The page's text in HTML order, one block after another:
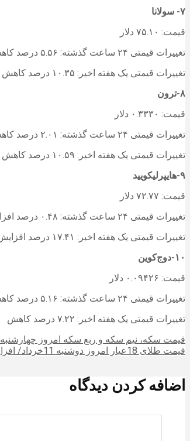
۷- سولانا
قیمت: ۷۵.۱۰ دلار
تغییرات قیمتی ۲۴ ساعت گذشته: ۵.۵۶ درصد کاهش
تغییرات قیمتی یک هفته اخیر: ۱۰.۳۵ درصد کاهش
۸-ترون
قیمت: ۰.۳۳۳۰ دلار
تغییرات قیمتی ۲۴ ساعت گذشته: ۲.۰۱ درصد کاهش
تغییرات قیمتی یک هفته اخیر: ۱۰.۵۹ درصد کاهش
۹-هایپرلیکویید
قیمت: ۷۲.۷۷ دلار
تغییرات قیمتی ۲۴ ساعت گذشته: ۰.۴۸ درصد افزایش
تغییرات قیمتی یک هفته اخیر: ۱۷.۴۱ درصد افزایش
۱۰-دوج‌کوین
قیمت: ۰.۰۹۴۲۶ دلار
تغییرات قیمتی ۲۴ ساعت گذشته: ۵.۱۶ درصد کاهش
تغییرات قیمتی یک هفته اخیر: ۷.۲۲ درصد کاهش
قیمت سکه، نیم سکه و ربع سکه امروز چهارشنبه 13خرداد 1405/ کاهش همه قیمت ها + جدول و جزئیات
قیمت طلای 18عیار امروز دوشنبه 11خرداد/ افزایش شدید قیمت + جدول و جزئیات
اضافه کردن دیدگاه